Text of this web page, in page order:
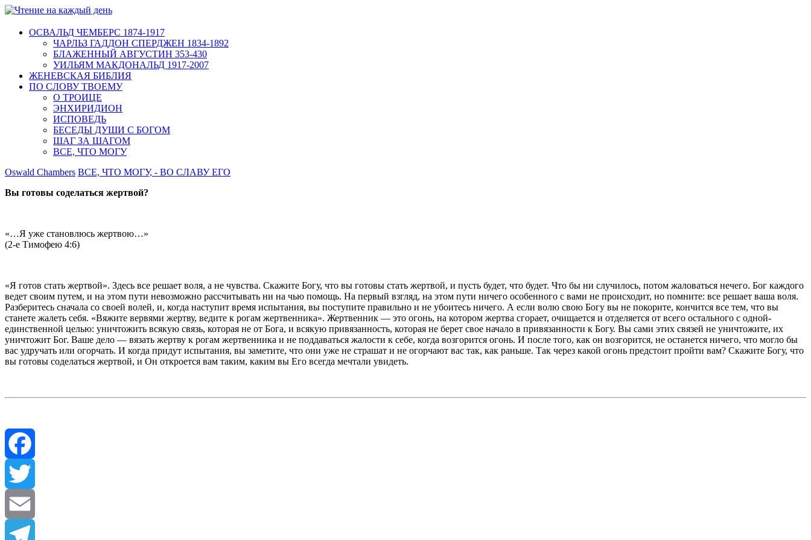
ОСВАЛЬД ЧЕМБЕРС 1874-1917
ЧАРЛЬЗ ГАДДОН СПЕРДЖЕН 1834-1892
БЛАЖЕННЫЙ АВГУСТИН 353-430
УИЛЬЯМ МАКДОНАЛЬД 1917-2007
ЖЕНЕВСКАЯ БИБЛИЯ
ПО СЛОВУ ТВОЕМУ
О ТРОИЦЕ
ЭНХИРИДИОН
ИСПОВЕДЬ
БЕСЕДЫ ДУШИ С БОГОМ
ШАГ ЗА ШАГОМ
ВСЕ, ЧТО МОГУ
Oswald Chambers ВСЕ, ЧТО МОГУ, - ВО СЛАВУ ЕГО
Вы готовы соделаться жертвой?
«…Я уже становлюсь жертвою…»
(2-е Тимофею 4:6)
«Я готов стать жертвой». Здесь все решает воля, а не чувства. Скажите Богу, что вы готовы стать жертвой, и пусть будет, что будет. Что бы ни случилось, потом жаловаться нечего. Бог каждого
ведет своим путем, и на этом пути невозможно рассчитывать ни на чью помощь. На первый взгляд, на этом пути ничего особенного с вами не происходит, но помните: все решает ваша воля.
Разберитесь сначала со своей волей, и, когда наступит время испытания, вы поступите правильно и не убоитесь ничего. А если волю свою Богу вы не покорите, кончится все тем, что вы
станете жалеть себя. «Вяжите вервями жертву, ведите к рогам жертвенника». Жертвенник — это огонь, на котором жертва сгорает, очищается и отделяется от всего остального с одной-
единственной целью: уничтожить всякую связь, которая не от Бога, и всякую привязанность, которая не берет свое начало в привязанности к Богу. Вы сами этих связей не уничтожите, их
уничтожит Бог. Ваше дело — вязать жертву к рогам жертвенника и не поддаваться жалости к себе, когда возгорится огонь. И после того, как он возгорится, не останется ничего, что могло бы
вас удручать или огорчать. И когда придут испытания, вы заметите, что они уже не страшат и не огорчают вас так, как раньше. Так через какой огонь предстоит пройти вам? Скажите Богу, что
вы готовы соделаться жертвой, и Он откроется вам таким, каким вы Его всегда мечтали увидеть.
Facebook
Twitter
Email